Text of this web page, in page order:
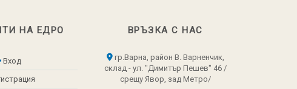
НА ЕДРО
Вход
ВРЪЗКА С НАС
гр.Варна, район В. Варненчик,
склад - ул. "Димитър Пешев" 46 /
срещу Явор, зад Метро/